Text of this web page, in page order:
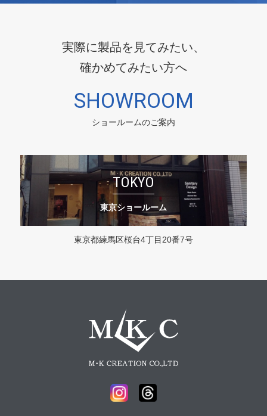
実際に製品を見てみたい、
確かめてみたい方へ
SHOWROOM
ショールームのご案内
TOKYO
東京ショールーム
東京都練馬区桜台4丁目20番7号